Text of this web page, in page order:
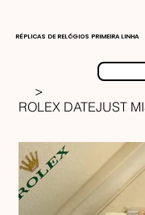
RÉPLICAS DE RELÓGIOS PRIMEIRA LINHA
>